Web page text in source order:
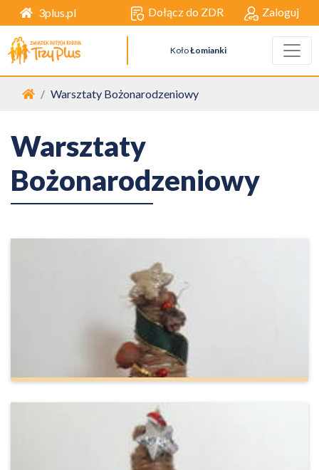
3plus.pl Dołącz do ZDR Zaloguj
KołoŁomianki
Strona główna
Warsztaty Bożonarodzeniowy
Warsztaty
Bożonarodzeniowy